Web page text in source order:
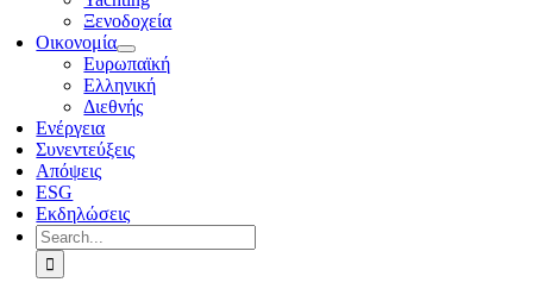
Ξενοδοχεία
Οικονομία
Ευρωπαϊκή
Ελληνική
Διεθνής
Ενέργεια
Συνεντεύξεις
Απόψεις
ESG
Εκδηλώσεις
Search
for: